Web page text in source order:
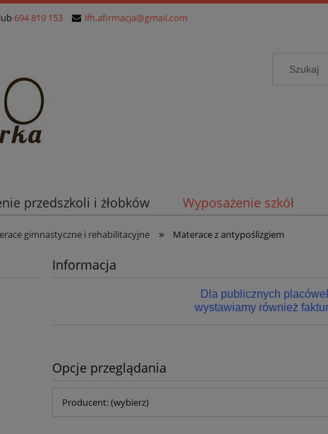
lub 694 819 153
ifh.afirmacja@gmail.com
przedszkoli i żłobków Wyposażenie szkół
gimnastyczne i rehabilitacyjne » Materace z antypoślizgiem
Informacja
Dla publicznych
wystawiamy również
Opcje przeglądania
Producent: (wybierz)